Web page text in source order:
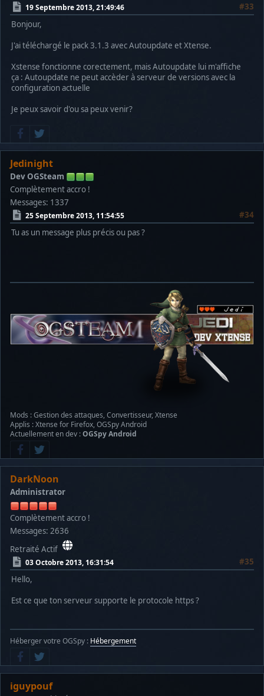
19 Septembre 2013, 21:49:46
#33
Bonjour,
J'ai téléchargé le pack 3.1.3 avec Autoupdate et Xtense.
Xstense fonctionne corectement, mais Autoupdate lui m'affiche
ça : Autoupdate ne peut accèder à serveur de versions avec la
configuration actuelle
Je peux savoir d'ou sa peux venir?
Jedinight
Dev OGSteam
Complètement accro !
Messages: 1337
25 Septembre 2013, 11:54:55
#34
Tu as un message plus précis ou pas ?
Mods : Gestion des attaques, Convertisseur, Xtense
Applis : Xtense for Firefox, OGSpy Android
Actuellement en dev :OGSpy Android
DarkNoon
Administrator
Complètement accro !
Messages: 2636
Retraité Actif
03 Octobre 2013, 16:31:54
#35
Hello,
Est ce que ton serveur supporte le protocole https ?
Héberger votre OGSpy : Hébergement
iguypouf